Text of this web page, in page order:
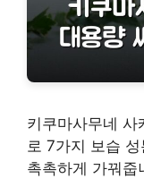
키쿠마사무네
로 7가지 보습
촉촉하게 가꿔줍